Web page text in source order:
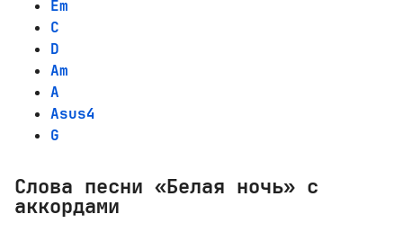
Em
C
D
Am
A
Asus4
G
Слова песни «Белая ночь» с
аккордами